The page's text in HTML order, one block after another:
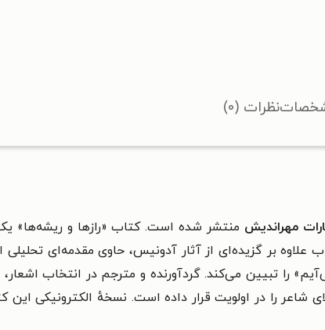
نظرات (۰)
مهراندیش منتشر شده است. کتاب «رازها و ریشه‌ها»
بر گزیده‌ای از آثار آدونیس، حاوی مقدمه‌ای
را تبیین می‌کند. گردآورنده و مترجم در انتخاب
شاعر را در اولویت قرار داده است. نسخهٔ الکترونیکی این